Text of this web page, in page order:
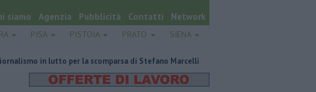
siamo
Agenzia Pubblicità Contatti Network
PISA PISTOIA PRATO SIENA
per la scomparsa di Stefano Marcelli Contagiata da legionella, non ce l'ha fatta